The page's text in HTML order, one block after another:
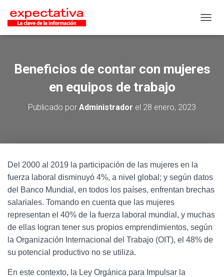
Beneficios de contar con mujeres
en equipos de trabajo
Publicado por Administrador el 28 enero, 2023
Del 2000 al 2019 la participación de las mujeres en la
fuerza laboral disminuyó 4%, a nivel global; y según datos
del Banco Mundial, en todos los países, enfrentan brechas
salariales. Tomando en cuenta que las mujeres
representan el 40% de la fuerza laboral mundial, y muchas
de ellas logran tener sus propios emprendimientos, según
la Organización Internacional del Trabajo (OIT), el 48% de
su potencial productivo no se utiliza.
En este contexto, la Ley Orgánica para Impulsar la